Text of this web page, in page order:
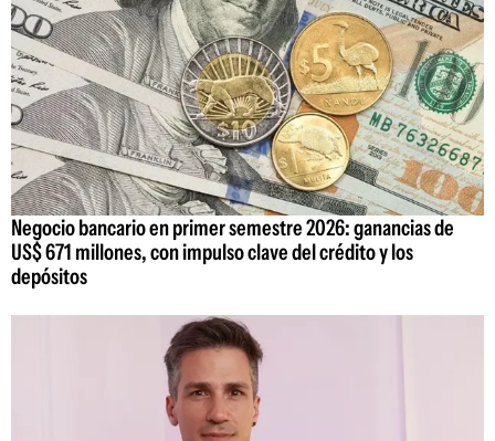
Negocio bancario en primer semestre 2026: ganancias de
US$ 671 millones, con impulso clave del crédito y los
depósitos